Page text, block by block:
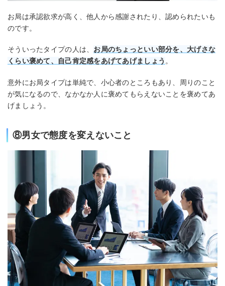
お局は承認欲求が高く、他人から感謝されたり、認められたいも
のです。
そういったタイプの人は、 お局のちょっといい部分を、大げさな
くらい褒めて、自己肯定感をあげてあげましょう 。
意外にお局タイプは単純で、小心者のところもあり、周りのこと
が気になるので、なかなか人に褒めてもらえないことを褒めてあ
げましょう。
⑧男女で態度を変えないこと